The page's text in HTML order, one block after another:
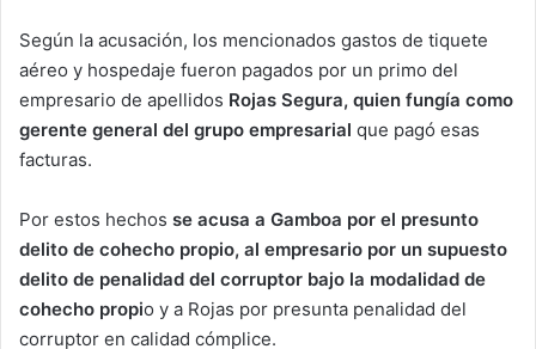
Según la acusación, los mencionados gastos de tiquete
aéreo y hospedaje fueron pagados por un primo del
empresario de apellidos Rojas Segura, quien fungía como
gerente general del grupo empresarial que pagó esas
facturas.
Por estos hechos se acusa a Gamboa por el presunto
delito de cohecho propio, al empresario por un supuesto
delito de penalidad del corruptor bajo la modalidad de
cohecho propio y a Rojas por presunta penalidad del
corruptor en calidad cómplice.